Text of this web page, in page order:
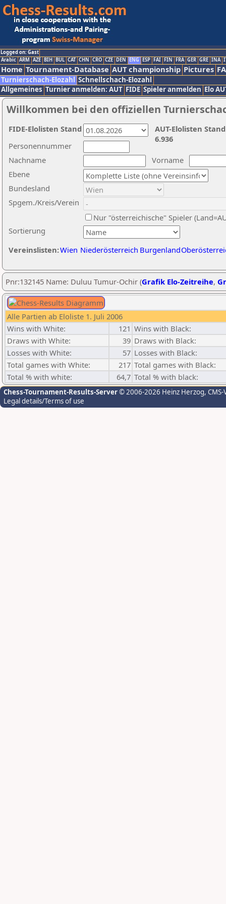
Logged on: Gast
Arabic ARM AZE BIH BUL CAT CHN CRO CZE DEN ENG ESP FAI FIN FRA GER GRE INA
Home Tournament-Database AUT championship Pictures
Turnierschach-Elozahl Schnellschach-Elozahl
Allgemeines Turnier anmelden: AUT FIDE Spieler anmelden Elo
Willkommen bei den offiziellen
Nachname
Vorname
Ebene
Sortierung
Personennummer
Bundesland
Spgem./Kreis/Verein
Nur "österreichische" Spieler
Vereinslisten:Wien Niederösterreich Burgenland
AUT-Elolisten
6.936
FIDE-Elolisten Stand
Pnr:132145 Name: Duluu Tumur-Ochir (Grafik Elo-Zeitreihe,
Alle Partien ab Eloliste 1. Juli 2006
Wins with White:
121 Wins with Black:
Draws with White:
39 Draws with Black:
Losses with White:
57 Losses with Black:
Total games with White:
217 Total games with Black:
Total % with white:
64,7 Total % with black:
Chess-Tournament-Results-Server© 2006-2026 Heinz Herzog,
Legal details/Terms of use